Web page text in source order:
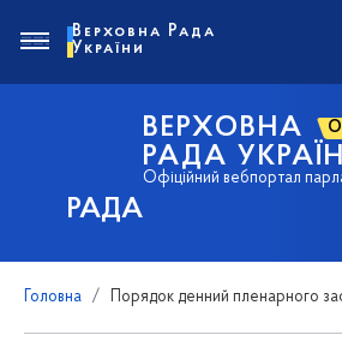
РАДА
ВЕРХОВНА
РАДА
Офіційний вебпортал
Верховна Рада
України
Головна Порядок денний пленарного